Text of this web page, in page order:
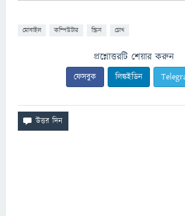
মোবাইল কম্পিউটার স্ক্রিন চোখ
প্রশ্নোত্তরটি শেয়ার করুন
ফেসবুক লিঙ্কইডিন